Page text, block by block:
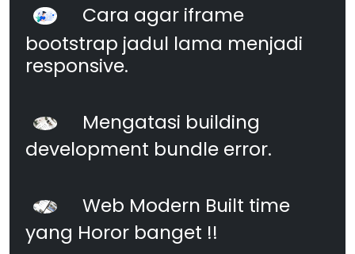
Cara agar iframe
bootstrap jadul lama menjadi
responsive.
Mengatasi building
development bundle error.
Web Modern Built time
yang Horor banget !!